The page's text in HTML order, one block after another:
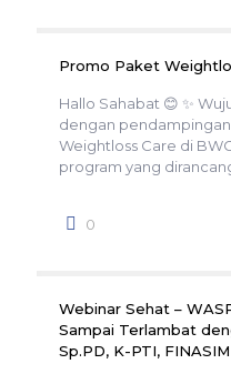
Promo Paket
Hallo Sahabat 😊 ✨
dengan
Weightloss Care di
program yang
0
Webinar Sehat –
Sampai Terlambat
Sp.PD, K-PTI, FINASIM